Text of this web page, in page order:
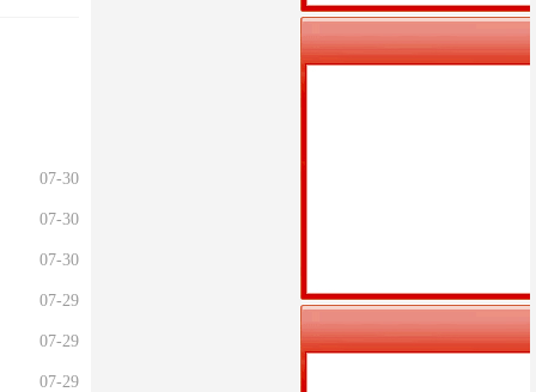
07-30
07-30
07-30
07-29
07-29
07-29